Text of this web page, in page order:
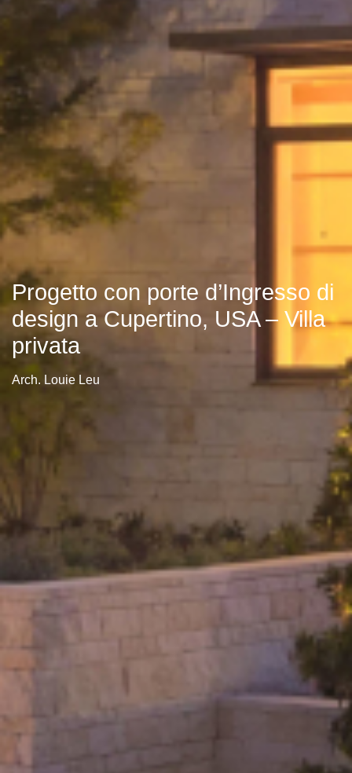
Progetto con porte d’Ingresso di
design a Cupertino, USA – Villa
privata
Arch. Louie Leu